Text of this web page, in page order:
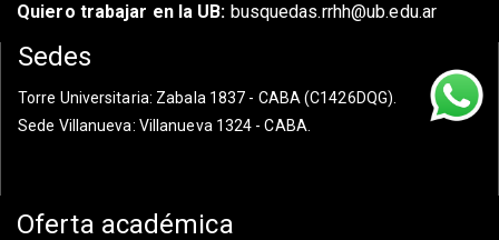
Quiero trabajar en la UB: busquedas.rrhh@ub.edu.ar
Sedes
Torre Universitaria: Zabala 1837 - CABA (C1426DQG).
Sede Villanueva: Villanueva 1324 - CABA.
Oferta académica